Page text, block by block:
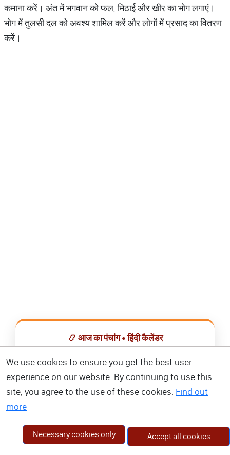
कमाना करें। अंत में भगवान को फल, मिठाई और खीर का भोग लगाएं।
भोग में तुलसी दल को अवश्य शामिल करें और लोगों में प्रसाद का वितरण
करें।
📿 आज का पंचांग • हिंदी कैलेंडर
📅 हिंदी कैलेंडर ऐप डाउनलोड करें
We use cookies to ensure you get the best user
experience on our website. By continuing to use this
site, you agree to the use of these cookies. Find out
more
Necessary cookies only Accept all cookies